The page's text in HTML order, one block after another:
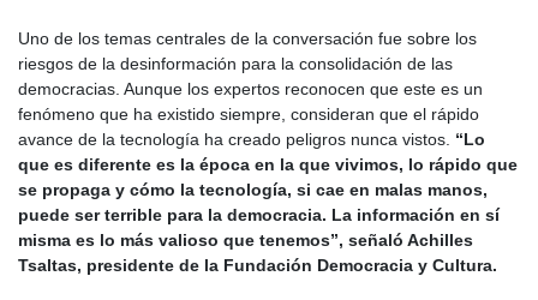
Uno de los temas centrales de la conversación fue sobre los
riesgos de la desinformación para la consolidación de las
democracias. Aunque los expertos reconocen que este es un
fenómeno que ha existido siempre, consideran que el rápido
avance de la tecnología ha creado peligros nunca vistos. “Lo
que es diferente es la época en la que vivimos, lo rápido que
se propaga y cómo la tecnología, si cae en malas manos,
puede ser terrible para la democracia. La información en sí
misma es lo más valioso que tenemos”, señaló Achilles
Tsaltas, presidente de la Fundación Democracia y Cultura.